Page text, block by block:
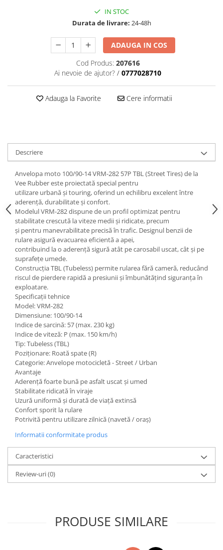
https://www.doctortrotineta.ro/cauciucuri-
https://www.doctortrotineta.ro/cauciucuri-
Cauciuc tubeless cu GEL antipană
Anvelope moto
Anvelope ATV
Cauciucuri bicicleta
Anvelope și Camere Utilaje
https://www.doctortrotineta.ro/plata-
tbi?
forceOriginalForEdit=1&preview=00681
IN STOC
Durata de livrare: 24-48h
ADAUGA IN COS
Cod Produs: 207616
Ai nevoie de ajutor? / 0777028710
Adauga la Favorite Cere informatii
Descriere
Anvelopa moto 100/90-14 VRM-282 57P TBL (Street Tires) de la
Vee Rubber este proiectată special pentru
utilizare urbană și touring, oferind un echilibru excelent între
aderență, durabilitate și confort.
Modelul VRM-282 dispune de un profil optimizat pentru
stabilitate crescută la viteze medii și ridicate, precum
și pentru manevrabilitate precisă în trafic. Designul benzii de
rulare asigură evacuarea eficientă a apei,
contribuind la o aderență sigură atât pe carosabil uscat, cât și pe
suprafețe umede.
Construcția TBL (Tubeless) permite rularea fără cameră, reducând
riscul de pierdere rapidă a presiunii și îmbunătățind siguranța în
exploatare.
Specificații tehnice
Model: VRM-282
Dimensiune: 100/90-14
Indice de sarcină: 57 (max. 230 kg)
Indice de viteză: P (max. 150 km/h)
Tip: Tubeless (TBL)
Poziționare: Roată spate (R)
Categorie: Anvelope motocicletă - Street / Urban
Avantaje
Aderență foarte bună pe asfalt uscat și umed
Stabilitate ridicată în viraje
Uzură uniformă și durată de viață extinsă
Confort sporit la rulare
Potrivită pentru utilizare zilnică (navetă / oraș)
Informatii conformitate produs
Caracteristici
Review-uri(0)
PRODUSE SIMILARE